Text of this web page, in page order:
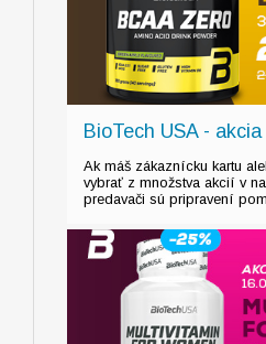
BioTech USA -
Ak máš zákaznícku kartu
vybrať z množstva akcií v
predavači sú pripravení